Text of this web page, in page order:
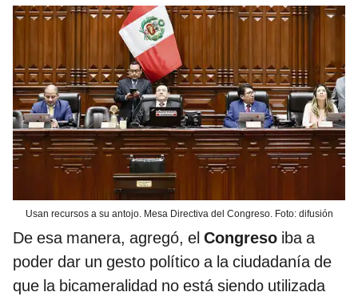
Usan recursos a su antojo. Mesa Directiva del Congreso. Foto: difusión
De esa manera, agregó, el Congreso iba a
poder dar un gesto político a la ciudadanía de
que la bicameralidad no está siendo utilizada